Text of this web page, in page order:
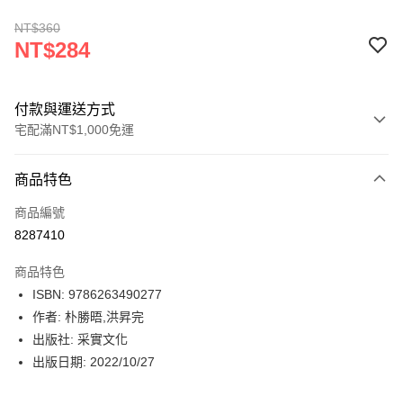
NT$360
NT$284
付款與運送方式
宅配滿NT$1,000免運
icash Pay
信用卡一次付款
LINE Pay
Apple Pay
街口支付
商品特色
商品編號
8287410
商品特色
ISBN: 9786263490277
作者: 朴勝晤,洪昇完
出版社: 采實文化
出版日期: 2022/10/27